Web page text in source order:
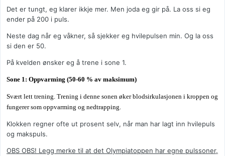
Det er tungt, eg klarer ikkje mer. Men joda eg gir på. La oss si eg
ender på 200 i puls.
Neste dag når eg våkner, så sjekker eg hvilepulsen min. Og la oss
si den er 50.
På kvelden ønsker eg å trene i sone 1.
Sone 1: Oppvarming (50-60 % av maksimum)
Svært lett trening. Trening i denne sonen øker blodsirkulasjonen i kroppen og
fungerer som oppvarming og nedtrapping.
Klokken regner ofte ut prosent selv, når man har lagt inn hvilepuls
og makspuls.
OBS OBS! Legg merke til at det Olympiatoppen har egne pulssoner,